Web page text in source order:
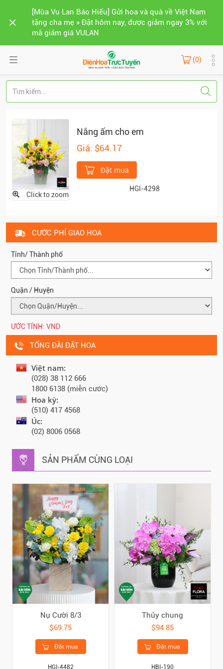
[Mùa Vu Lan Báo Hiếu] Gửi hoa và quà về Việt Nam
tặng cha mẹ » Đặt hôm nay, được giảm ngay 3% với
mã giảm giá VULAN
(0)
Click to zoom
Nắng ấm cho em
Giá: $64.17
Đặt mua
HGI-4298
CƯỚC PHÍ GIAO HOA
Tỉnh/ Thành phố
Quận / Huyện
ƯỚC TÍNH: VND
TỔNG ĐÀI ĐẶT HOA
Việt nam:
(028) 38 112 666
1800 6138 (miễn cước)
Hoa kỳ:
(510) 417 4568
Úc:
(02) 8006 0568
SẢN PHẨM CÙNG LOẠI
Nụ Cười 8/3
$69.75
Đặt mua
HGI-4482
Thủy chung
$94.85
Đặt mua
HBI-190